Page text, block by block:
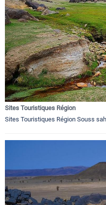
Sites Touristiques Région
Sites Touristiques Région Souss